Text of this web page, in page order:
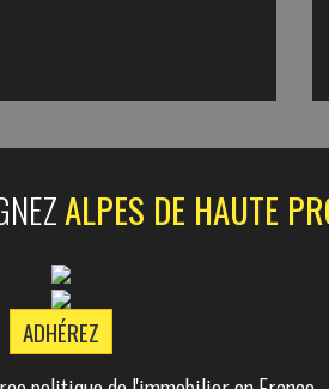
ALPES DE HAUTE
ADHÉREZ